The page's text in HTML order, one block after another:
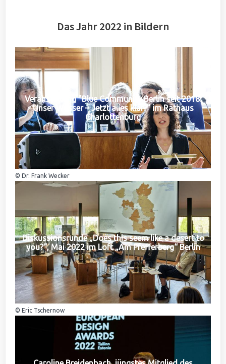
Das Jahr 2022 in Bildern
Veranstaltung "Blue Community Berlin seit 2018:
Unser Wasser – Jetzt alles klar?" im Rathaus
Charlottenburg
© Dr. Frank Wecker
Diskussionsrunde „Does this seem like a desert to
you?“, Mai 2022 im Loft „Am Pfefferberg“ Berlin
© Eric Tschernow